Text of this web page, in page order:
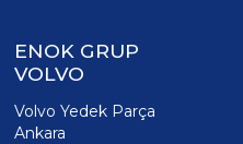
ENOK GRUP
VOLVO
Volvo Yedek Parça
Ankara